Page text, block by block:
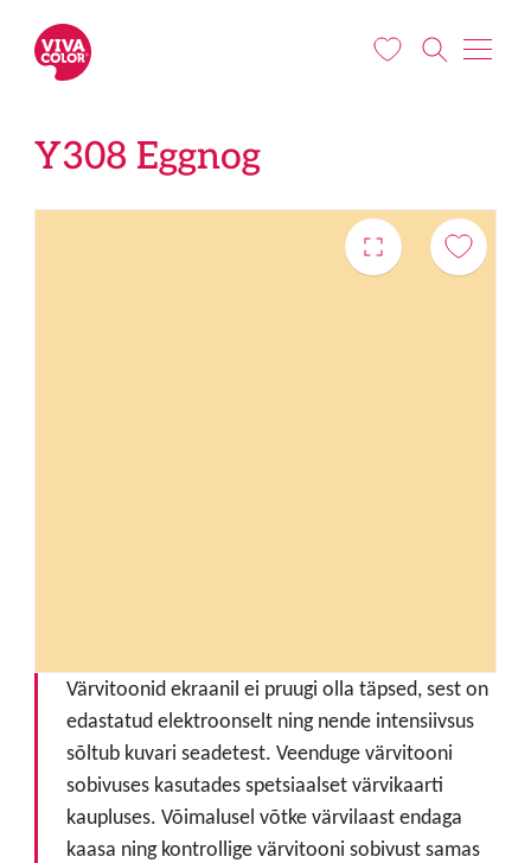
Y308 Eggnog
Värvitoonid ekraanil ei pruugi olla täpsed, sest on
edastatud elektroonselt ning nende intensiivsus
sõltub kuvari seadetest. Veenduge värvitooni
sobivuses kasutades spetsiaalset värvikaarti
kaupluses. Võimalusel võtke värvilaast endaga
kaasa ning kontrollige värvitooni sobivust samas